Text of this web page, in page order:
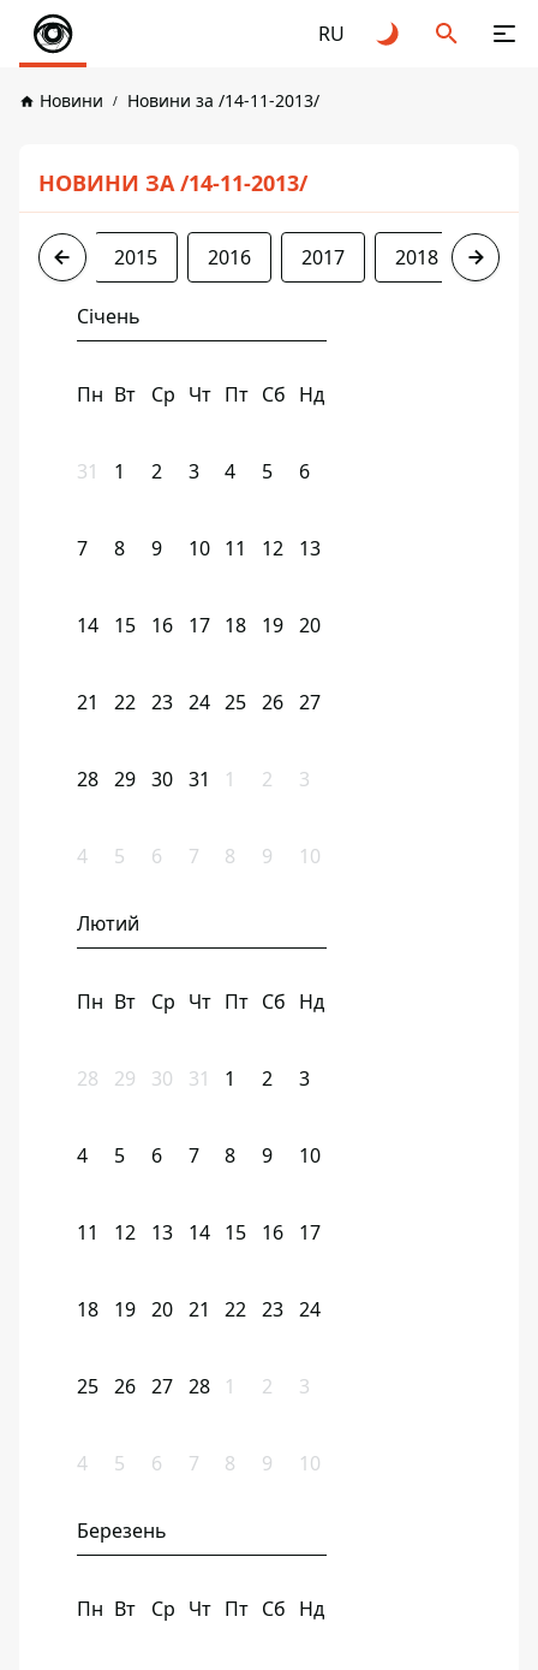
RU
Новини Новини за /14-11-2013/
НОВИНИ ЗА /14-11-2013/
2013 2015 2016 2017 2018 2019
Січень
Пн Вт Ср Чт Пт Сб Нд
31 1 2 3 4 5 6
7 8 9 10 11 12 13
14 15 16 17 18 19 20
21 22 23 24 25 26 27
28 29 30 31 1 2 3
4 5 6 7 8 9 10
Лютий
Пн Вт Ср Чт Пт Сб Нд
28 29 30 31 1 2 3
4 5 6 7 8 9 10
11 12 13 14 15 16 17
18 19 20 21 22 23 24
25 26 27 28 1 2 3
4 5 6 7 8 9 10
Березень
Пн Вт Ср Чт Пт Сб Нд